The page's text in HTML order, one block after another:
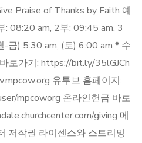
Praise of Thanks by Faith 예
: 08:20 am, 2부: 09:45 am, 3
금) 5:30 am, (토) 6:00 am * 수
로가기: https://bit.ly/35lGJCh
유투브 홈페이지:
mpcoworg 온라인헌금 바로
giving 메
저작권 라이센스와 스트리밍